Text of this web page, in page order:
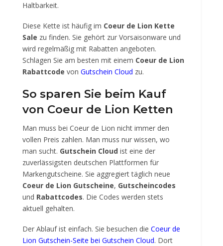
Haltbarkeit.
Diese Kette ist häufig im Coeur de Lion Kette
Sale zu finden. Sie gehört zur Vorsaisonware und
wird regelmäßig mit Rabatten angeboten.
Schlagen Sie am besten mit einem Coeur de Lion
Rabattcode von Gutschein Cloud zu.
So sparen Sie beim Kauf
von Coeur de Lion Ketten
Man muss bei Coeur de Lion nicht immer den
vollen Preis zahlen. Man muss nur wissen, wo
man sucht. Gutschein Cloud ist eine der
zuverlässigsten deutschen Plattformen für
Markengutscheine. Sie aggregiert täglich neue
Coeur de Lion Gutscheine, Gutscheincodes
und Rabattcodes. Die Codes werden stets
aktuell gehalten.
Der Ablauf ist einfach. Sie besuchen die Coeur de
Lion Gutschein-Seite bei Gutschein Cloud. Dort